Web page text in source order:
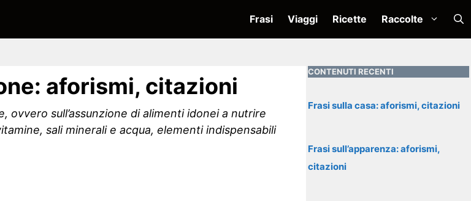
Frasi Viaggi Ricette Raccolte
aforismi, citazioni
ovvero sull’assunzione di alimenti idonei a nutrire
sali minerali e acqua, elementi indispensabili
CONTENUTI RECENTI
Frasi sulla casa: aforismi, citazioni
Frasi sull’apparenza: aforismi,
citazioni